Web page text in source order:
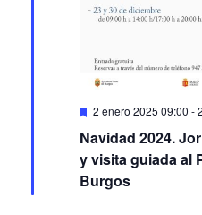
Featured
2 enero 2025 09:00 -
Navidad 2024.
y visita guiada al
Burgos